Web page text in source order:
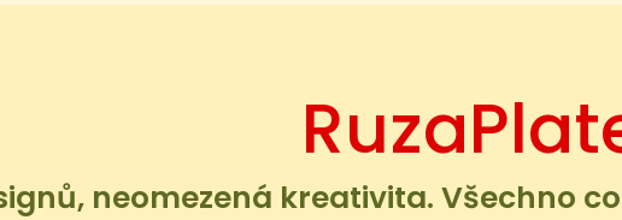
neomezená kreativita. Všechno